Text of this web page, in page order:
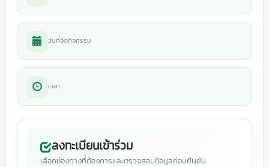
วันที่จัดกิจกรรม
เวลา
ลงทะเบียนเข้าร่วม
เลือกช่องทางที่ต้องการและตรวจสอบข้อมูลก่อนยืนยัน